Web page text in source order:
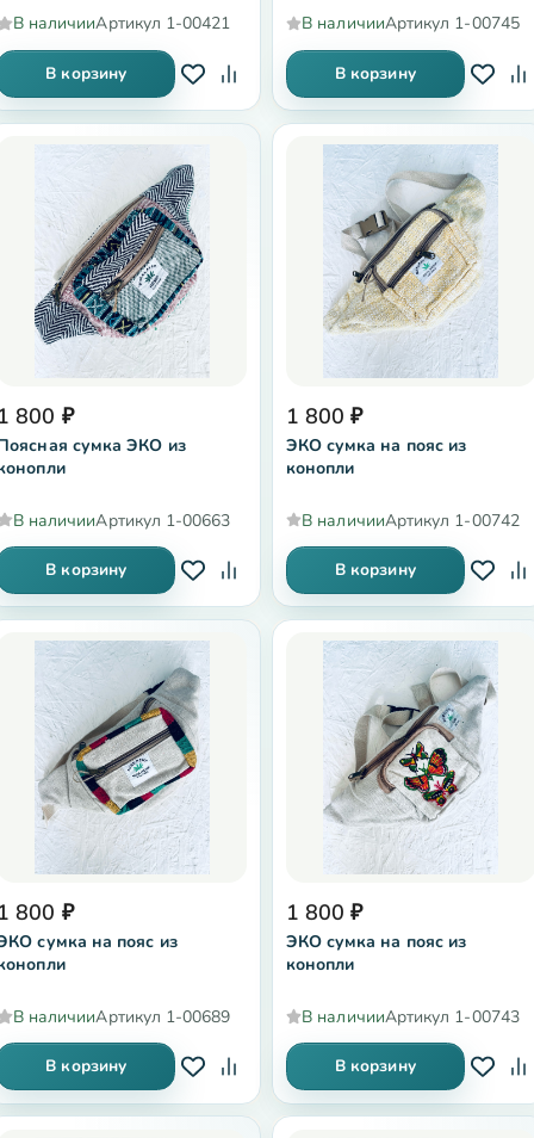
В наличииАртикул 1-00421
В корзину
В наличииАртикул 1-00745
В корзину
800 ₽
сумка ЭКО из
В наличииАртикул 1-00663
В корзину
1 800 ₽
ЭКО сумка на пояс из
конопли
В наличииАртикул 1-00742
В корзину
800 ₽
сумка на пояс из
В наличииАртикул 1-00689
В корзину
1 800 ₽
ЭКО сумка на пояс из
конопли
В наличииАртикул 1-00743
В корзину